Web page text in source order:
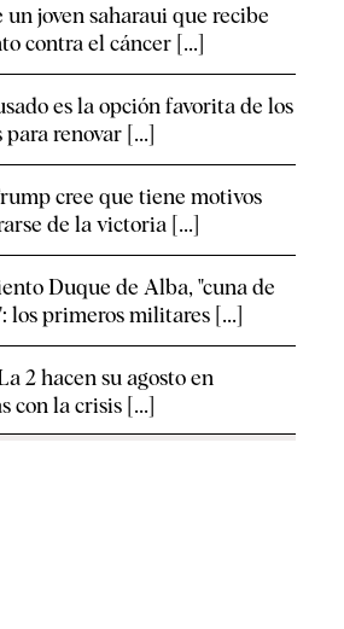
un joven saharaui que recibe
contra el cáncer [...]
es la opción favorita de los
para renovar [...]
cree que tiene motivos
de la victoria [...]
Duque de Alba, "cuna de
los primeros militares [...]
2 hacen su agosto en
con la crisis [...]